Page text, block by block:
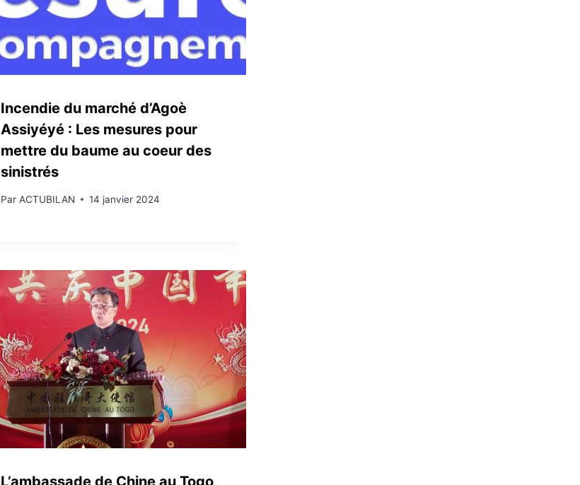
Incendie du marché d’Agoè
Assiyéyé : Les mesures pour
mettre du baume au coeur des
sinistrés
Par ACTUBILAN 14 janvier 2024
L’ambassade de Chine au Togo